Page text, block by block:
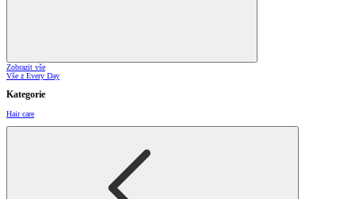
Zobrazit vše
Vše z Every Day
Kategorie
Hair care